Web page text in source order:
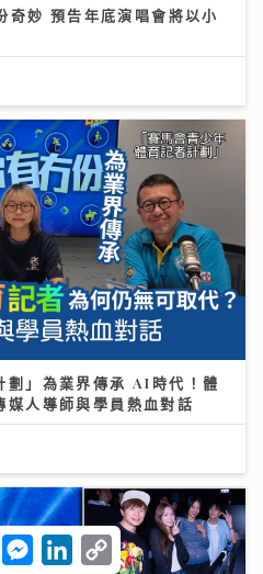
奇妙 預告年底演唱會將以小
劃」為業界傳承 AI時代！體
媒人導師與學員熱血對話
W
e
M
e
L
C
o